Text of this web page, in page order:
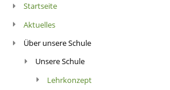
Startseite
Aktuelles
Über unsere Schule
Unsere Schule
Lehrkonzept